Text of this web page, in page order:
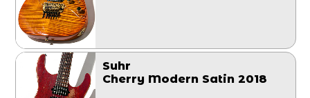
Suhr
Cherry Modern Satin 2018